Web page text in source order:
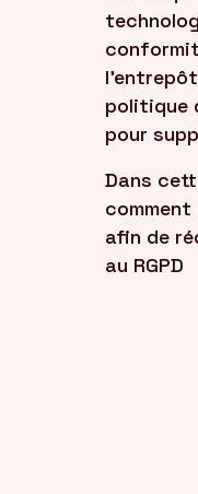
politique
pour
Dans
afin de
au RGPD